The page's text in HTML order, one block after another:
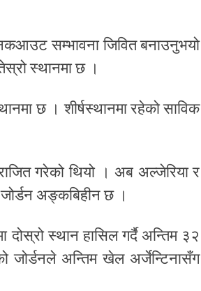
सम्भावना जिवित बनाउनुभयो
स्थानमा छ ।
छ । शीर्षस्थानमा रहेको साविक
गरेको थियो । अब अल्जेरिया र
अङ्कबिहीन छ ।
स्थान हासिल गर्दै अन्तिम ३२
जोर्डनले अन्तिम खेल अर्जेन्टिनासँग